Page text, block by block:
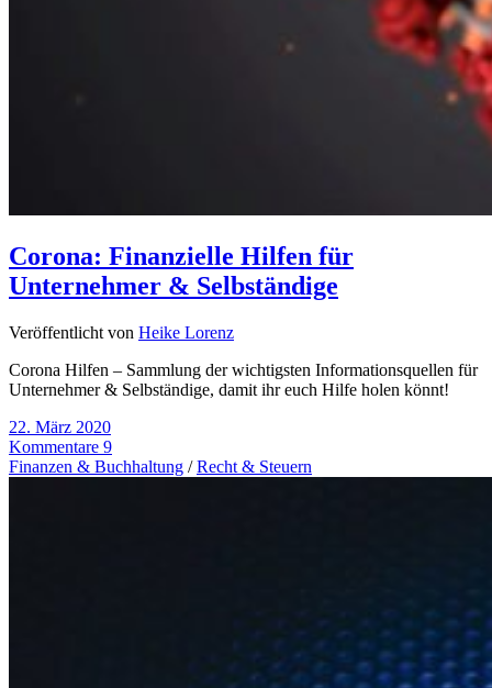
Corona: Finanzielle Hilfen für
Unternehmer & Selbständige
Veröffentlicht von Heike Lorenz
Corona Hilfen – Sammlung der wichtigsten Informationsquellen für
Unternehmer & Selbständige, damit ihr euch Hilfe holen könnt!
22. März 2020
Kommentare 9
Finanzen & Buchhaltung /Recht & Steuern